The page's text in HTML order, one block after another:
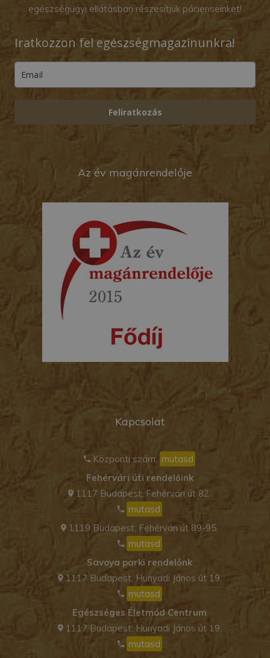
egészségügyi ellátásban részesítjük pácienseinket!
Iratkozzon fel egészségmagazinunkra!
Feliratkozás
Az év magánrendelője
Kapcsolat
Központi szám: mutasd
Fehérvári úti rendelőink
1117 Budapest, Fehérvári út 82.
mutasd
1119 Budapest, Fehérvári út 89-95.
mutasd
Savoya parki rendelőnk
1117 Budapest, Hunyadi János út 19.
mutasd
Egészséges Életmód Centrum
1117 Budapest, Hunyadi János út 19.
mutasd